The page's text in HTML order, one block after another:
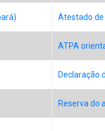
Atestado de
ATPA
Declaração
Reserva do